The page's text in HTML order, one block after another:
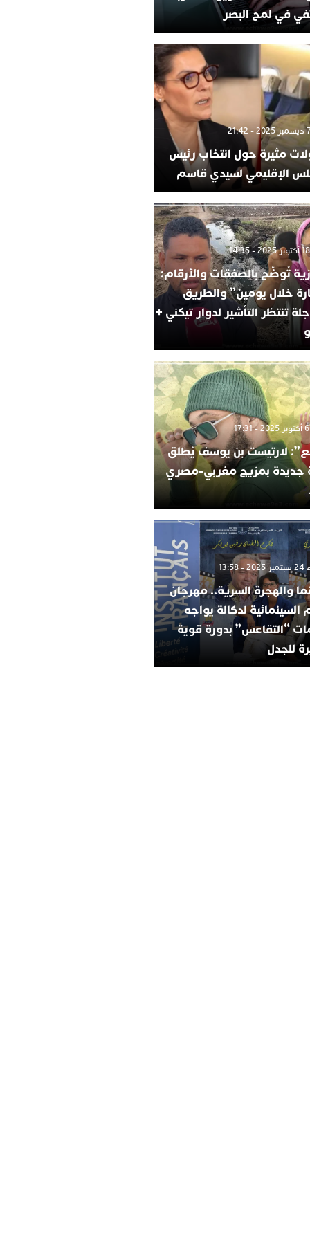
في لمح البصر
مثيرة حول انتخاب رئيس
الإقليمي لسيدي قاسم
تُوضّح بالصفقات والأرقام:
خلال يومين” والطريق
تنتظر التأشير لدوار تيكني +
لارتيست بن يوسف يُطلق
جديدة بمزيج مغربي-مصري
والهجرة السرية.. مهرجان
السينمائية لدكالة يواجه
“التقاعس” بدورة قوية
للجدل